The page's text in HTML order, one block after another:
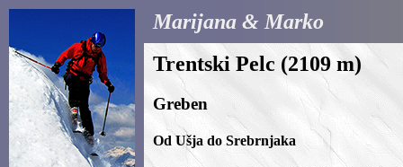
Marijana & Marko
Trentski Pelc (2109 m)
Greben
Od Ušja do Srebrnjaka